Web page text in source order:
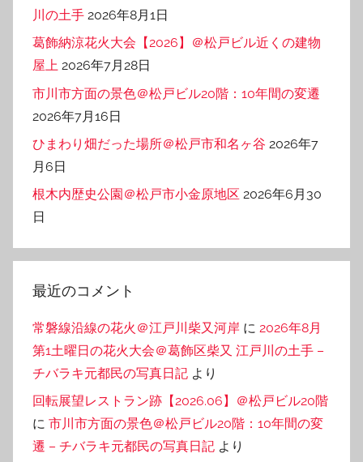
川の土手 2026年8月1日
葛飾納涼花火大会【2026】＠松戸ビル近くの建物
屋上 2026年7月28日
市川市方面の景色＠松戸ビル20階：10年間の変遷
2026年7月16日
ひまわり畑だった場所＠松戸市和名ヶ谷 2026年7
月6日
根木内歴史公園＠松戸市小金原地区 2026年6月30
日
最近のコメント
常磐線沿線の花火＠江戸川柴又河岸 に 2026年8月
第1土曜日の花火大会＠葛飾区柴又 江戸川の土手 –
チバラキ元都民の写真日記 より
回転展望レストラン跡【2026.06】＠松戸ビル20階
に 市川市方面の景色＠松戸ビル20階：10年間の変
遷 – チバラキ元都民の写真日記 より